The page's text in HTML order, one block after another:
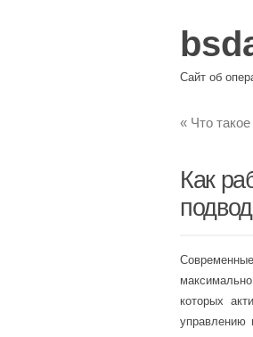
Сайт об
« Что
Как
которых
управлению